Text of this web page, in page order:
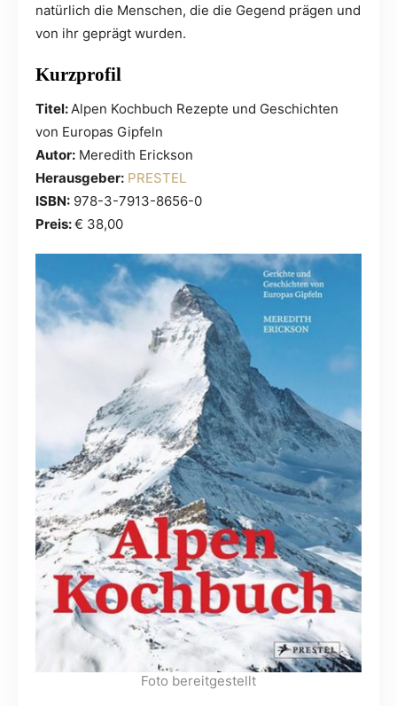
natürlich die Menschen, die die Gegend prägen und
von ihr geprägt wurden.
Kurzprofil
Titel: Alpen Kochbuch Rezepte und Geschichten
von Europas Gipfeln
Autor: Meredith Erickson
Herausgeber: PRESTEL
ISBN: 978-3-7913-8656-0
Preis:€ 38,00
Foto bereitgestellt